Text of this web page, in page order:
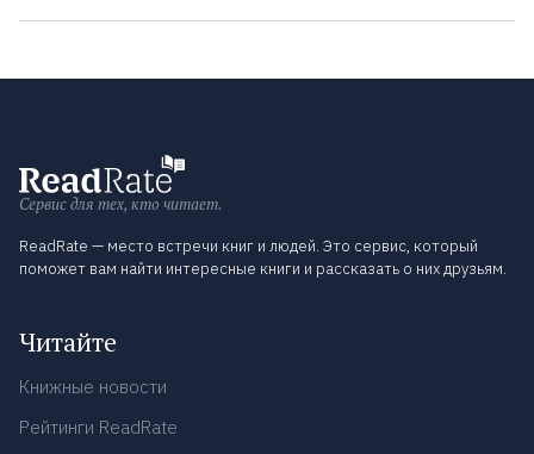
Сервис для тех, кто читает.
ReadRate — место встречи книг и людей. Это сервис, который
поможет вам найти интересные книги и рассказать о них друзьям.
Читайте
Книжные новости
Рейтинги ReadRate